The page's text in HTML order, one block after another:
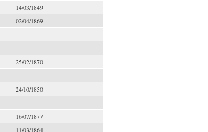
14/03/1849
02/04/1869
25/02/1870
24/10/1850
16/07/1877
11/03/1864